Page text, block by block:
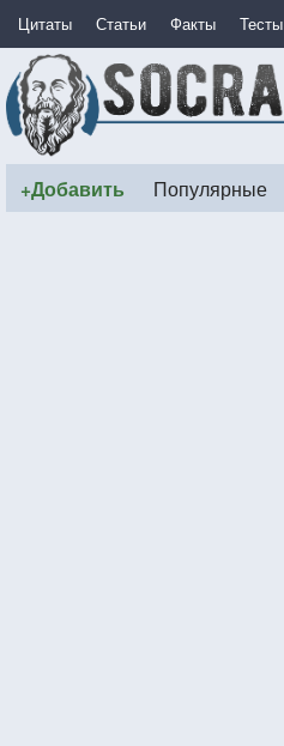
Цитаты Статьи Факты Тесты
+Добавить Популярные